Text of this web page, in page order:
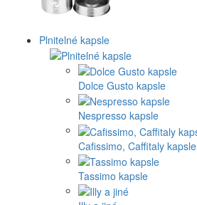
Plnitelné kapsle
Dolce Gusto kapsle
Nespresso kapsle
Cafissimo, Caffitaly kapsle
Tassimo kapsle